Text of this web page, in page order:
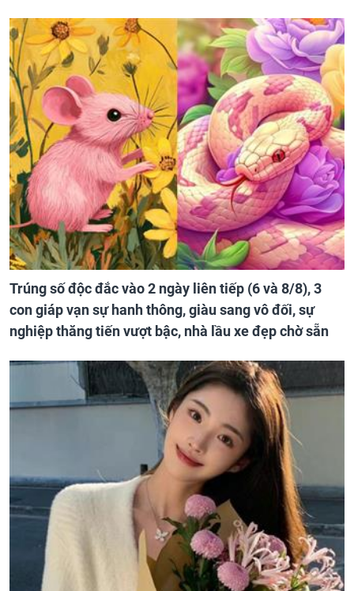
Trúng số độc đắc vào 2 ngày liên tiếp (6 và 8/8), 3
con giáp vạn sự hanh thông, giàu sang vô đối, sự
nghiệp thăng tiến vượt bậc, nhà lầu xe đẹp chờ sẵn